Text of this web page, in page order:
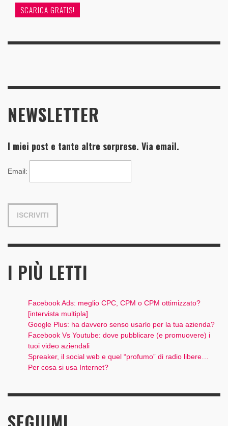
SCARICA GRATIS!
NEWSLETTER
I miei post e tante altre sorprese. Via email.
Email:
I PIÙ LETTI
Facebook Ads: meglio CPC, CPM o CPM ottimizzato?
[intervista multipla]
Google Plus: ha davvero senso usarlo per la tua azienda?
Facebook Vs Youtube: dove pubblicare (e promuovere) i
tuoi video aziendali
Spreaker, il social web e quel “profumo” di radio libere…
Per cosa si usa Internet?